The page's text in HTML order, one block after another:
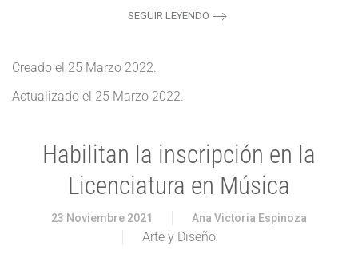
SEGUIR LEYENDO
Creado el 25 Marzo 2022.
Actualizado el 25 Marzo 2022.
Habilitan la inscripción en la
Licenciatura en Música
23 Noviembre 2021 Ana Victoria Espinoza
Arte y Diseño